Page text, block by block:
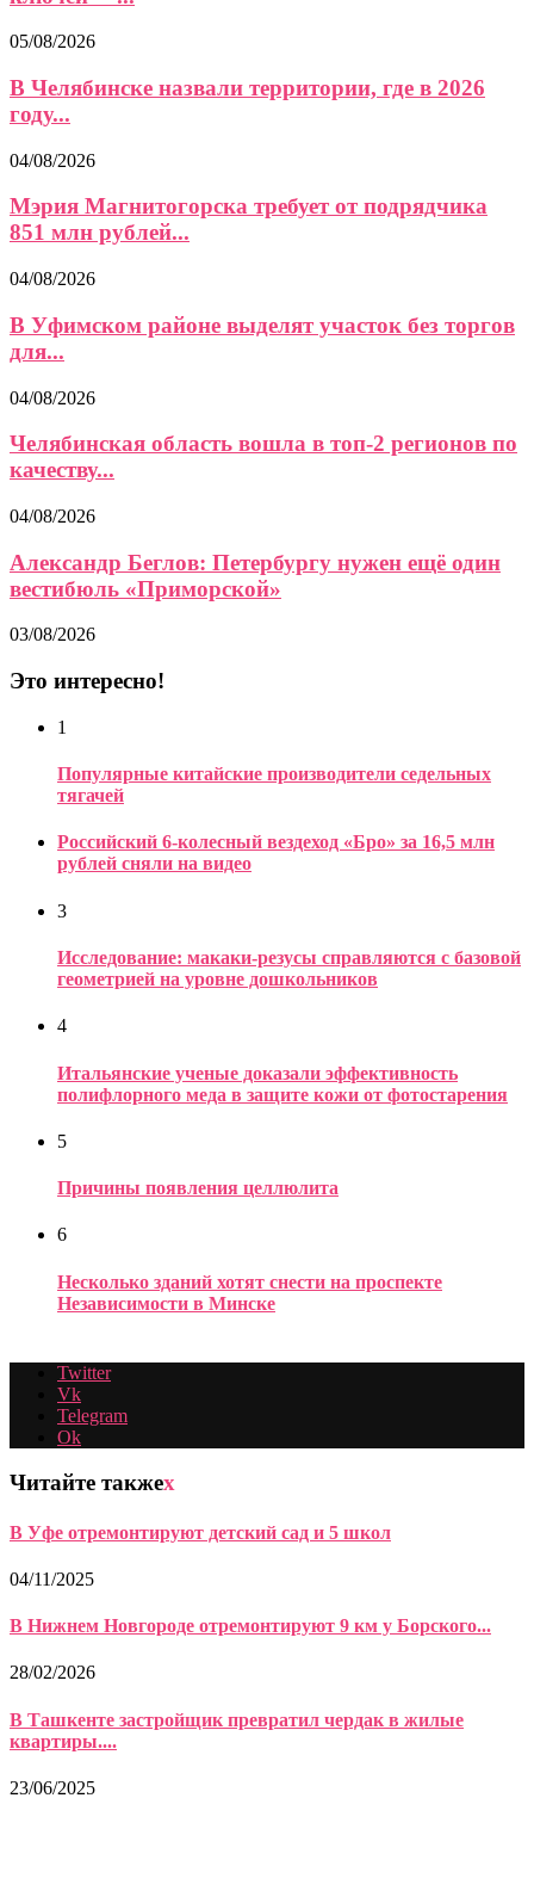
05/08/2026
В Челябинске назвали территории, где в 2026
году...
04/08/2026
Мэрия Магнитогорска требует от подрядчика
851 млн рублей...
04/08/2026
В Уфимском районе выделят участок без торгов
для...
04/08/2026
Челябинская область вошла в топ-2 регионов по
качеству...
04/08/2026
Александр Беглов: Петербургу нужен ещё один
вестибюль «Приморской»
03/08/2026
Это интересно!
1
Популярные китайские производители седельных
тягачей
Российский 6-колесный вездеход «Бро» за 16,5 млн
рублей сняли на видео
3
Исследование: макаки-резусы справляются с базовой
геометрией на уровне дошкольников
4
Итальянские ученые доказали эффективность
полифлорного меда в защите кожи от фотостарения
5
Причины появления целлюлита
6
Несколько зданий хотят снести на проспекте
Независимости в Минске
Twitter
Vk
Telegram
Ok
Читайте такжеx
В Уфе отремонтируют детский сад и 5 школ
04/11/2025
В Нижнем Новгороде отремонтируют 9 км у Борского...
28/02/2026
В Ташкенте застройщик превратил чердак в жилые
квартиры....
23/06/2025